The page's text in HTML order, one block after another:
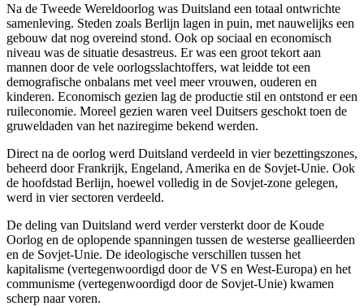
Na de Tweede Wereldoorlog was Duitsland een totaal ontwrichte
samenleving. Steden zoals Berlijn lagen in puin, met nauwelijks een
gebouw dat nog overeind stond. Ook op sociaal en economisch
niveau was de situatie desastreus. Er was een groot tekort aan
mannen door de vele oorlogsslachtoffers, wat leidde tot een
demografische onbalans met veel meer vrouwen, ouderen en
kinderen. Economisch gezien lag de productie stil en ontstond er een
ruileconomie. Moreel gezien waren veel Duitsers geschokt toen de
gruweldaden van het naziregime bekend werden.
Direct na de oorlog werd Duitsland verdeeld in vier bezettingszones,
beheerd door Frankrijk, Engeland, Amerika en de Sovjet-Unie. Ook
de hoofdstad Berlijn, hoewel volledig in de Sovjet-zone gelegen,
werd in vier sectoren verdeeld.
De deling van Duitsland werd verder versterkt door de Koude
Oorlog en de oplopende spanningen tussen de westerse geallieerden
en de Sovjet-Unie. De ideologische verschillen tussen het
kapitalisme (vertegenwoordigd door de VS en West-Europa) en het
communisme (vertegenwoordigd door de Sovjet-Unie) kwamen
scherp naar voren.